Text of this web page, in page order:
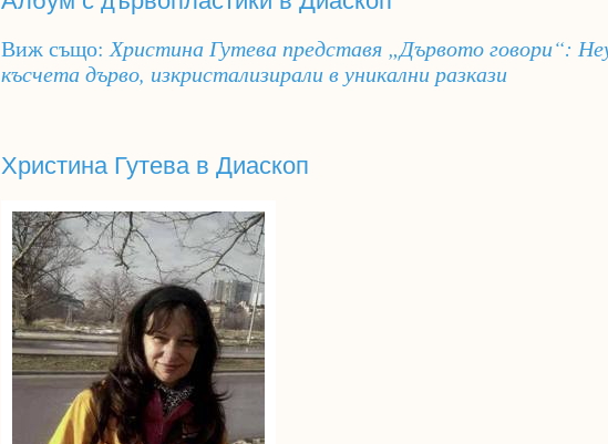
Виж също:Христина Гутева представя „Дървото говори“:
късчета дърво, изкристализирали в уникални разкази
Христина Гутева в Диаскоп